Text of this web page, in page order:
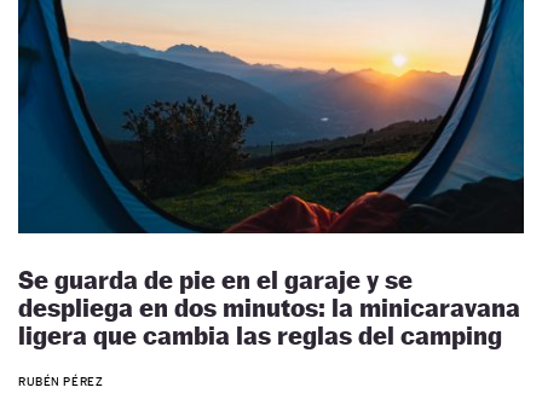
Se guarda de pie en el garaje y se
despliega en dos minutos: la minicaravana
ligera que cambia las reglas del camping
RUBÉN PÉREZ